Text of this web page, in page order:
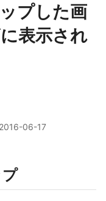
プした画
表示され
2016-06-17